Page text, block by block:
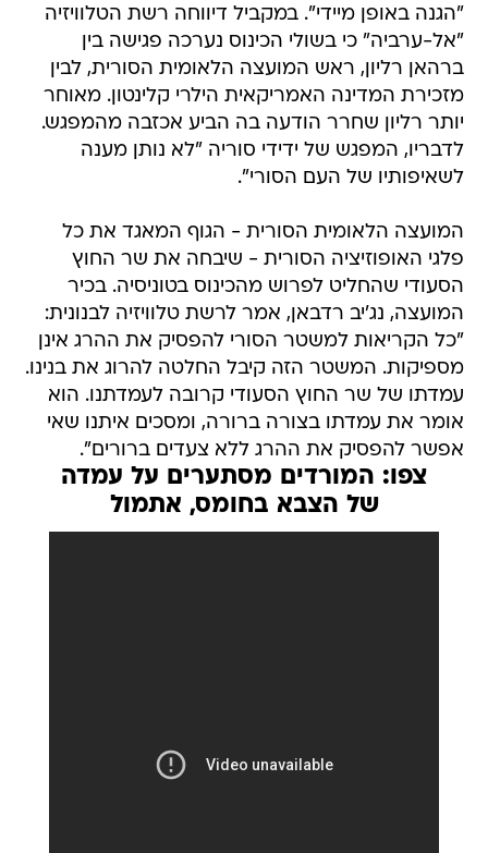
"הגנה באופן מיידי". במקביל דיווחה רשת הטלוויזיה
"אל-ערביה" כי בשולי הכינוס נערכה פגישה בין
ברהאן רליון, ראש המועצה הלאומית הסורית, לבין
מזכירת המדינה האמריקאית הילרי קלינטון. מאוחר
יותר רליון שחרר הודעה בה הביע אכזבה מהמפגש.
לדבריו, המפגש של ידידי סוריה "לא נותן מענה
לשאיפותיו של העם הסורי".
המועצה הלאומית הסורית - הגוף המאגד את כל
פלגי האופוזיציה הסורית - שיבחה את שר החוץ
הסעודי שהחליט לפרוש מהכינוס בטוניסיה. בכיר
המועצה, נג'יב רדבאן, אמר לרשת טלוויזיה לבנונית:
"כל הקריאות למשטר הסורי להפסיק את ההרג אינן
מספיקות. המשטר הזה קיבל החלטה להרוג את בנינו.
עמדתו של שר החוץ הסעודי קרובה לעמדתנו. הוא
אומר את עמדתו בצורה ברורה, ומסכים איתנו שאי
אפשר להפסיק את ההרג ללא צעדים ברורים".
צפו: המורדים מסתערים על עמדה
של הצבא בחומס, אתמול